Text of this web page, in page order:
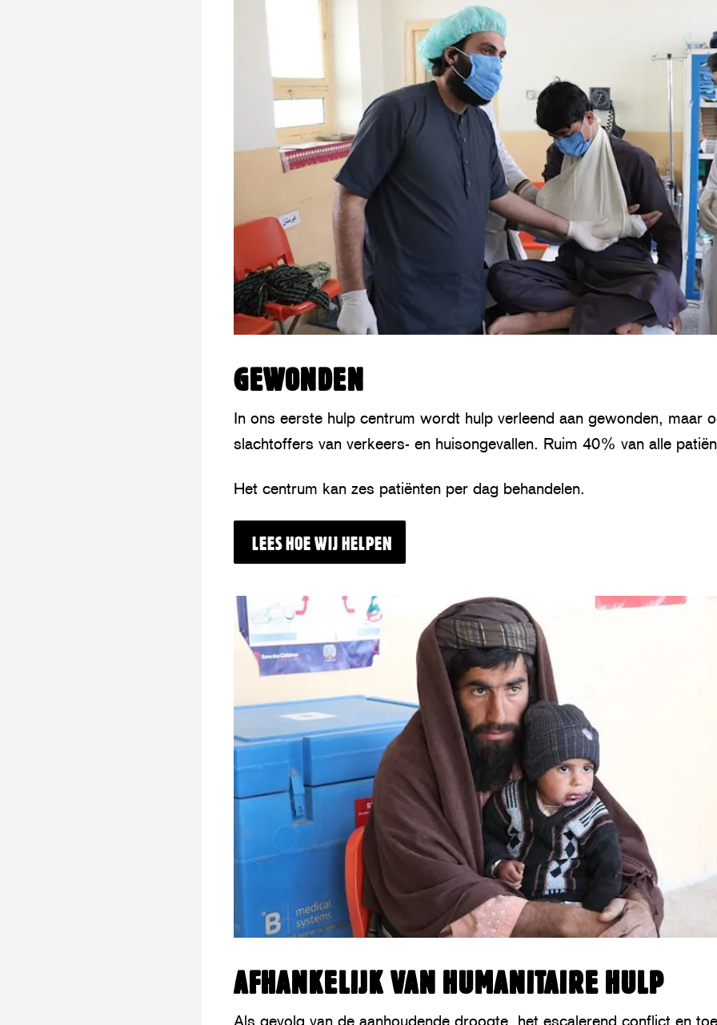
GEWONDEN
In ons eerste hulp centrum wordt hulp verleend aan gewonden, maar
slachtoffers van verkeers- en huisongevallen. Ruim 40% van alle
Het centrum kan zes patiënten per dag behandelen.
LEES HOE WIJ HELPEN
AFHANKELIJK VAN HUMANITAIRE HULP
Als gevolg van de aanhoudende droogte, het escalerend conflict en